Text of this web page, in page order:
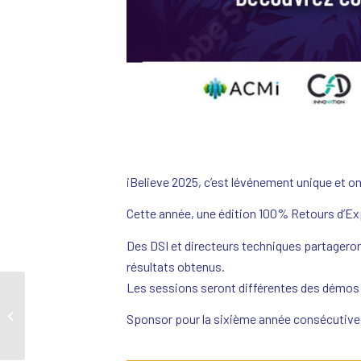
iBelieve 2025, c’est lévénement unique et
Cette année, une édition 100% Retours
Des DSI et directeurs techniques
résultats obtenus.
Les sessions seront différentes des
Sponsor pour la sixième année